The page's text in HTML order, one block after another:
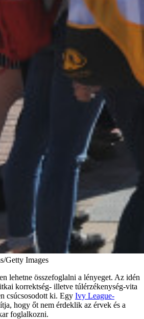
Getty Images
lehetne összefoglalni a lényeget. Az idén
korrektség- illetve túlérzékenység-vita
csúcsosodott ki. Egy Ivy League-
hogy őt nem érdeklik az érvek és a
foglalkozni.